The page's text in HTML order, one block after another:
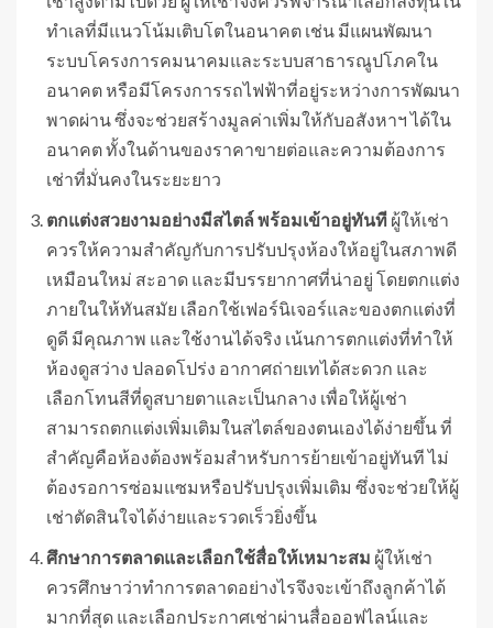
ทำเลที่มีแนวโน้มเติบโตในอนาคต เช่น มีแผนพัฒนา
ระบบโครงการคมนาคมและระบบสาธารณูปโภคใน
อนาคต หรือมีโครงการรถไฟฟ้าที่อยู่ระหว่างการพัฒนา
พาดผ่าน ซึ่งจะช่วยสร้างมูลค่าเพิ่มให้กับอสังหาฯ ได้ใน
อนาคต ทั้งในด้านของราคาขายต่อและความต้องการ
เช่าที่มั่นคงในระยะยาว
ตกแต่งสวยงามอย่างมีสไตล์ พร้อมเข้าอยู่ทันที ผู้ให้เช่า
ควรให้ความสำคัญกับการปรับปรุงห้องให้อยู่ในสภาพดี
เหมือนใหม่ สะอาด และมีบรรยากาศที่น่าอยู่ โดยตกแต่ง
ภายในให้ทันสมัย เลือกใช้เฟอร์นิเจอร์และของตกแต่งที่
ดูดี มีคุณภาพ และใช้งานได้จริง เน้นการตกแต่งที่ทำให้
ห้องดูสว่าง ปลอดโปร่ง อากาศถ่ายเทได้สะดวก และ
เลือกโทนสีที่ดูสบายตาและเป็นกลาง เพื่อให้ผู้เช่า
สามารถตกแต่งเพิ่มเติมในสไตล์ของตนเองได้ง่ายขึ้น ที่
สำคัญคือห้องต้องพร้อมสำหรับการย้ายเข้าอยู่ทันที ไม่
ต้องรอการซ่อมแซมหรือปรับปรุงเพิ่มเติม ซึ่งจะช่วยให้ผู้
เช่าตัดสินใจได้ง่ายและรวดเร็วยิ่งขึ้น
ศึกษาการตลาดและเลือกใช้สื่อให้เหมาะสม ผู้ให้เช่า
ควรศึกษาว่าทำการตลาดอย่างไรจึงจะเข้าถึงลูกค้าได้
มากที่สุด และเลือกประกาศเช่าผ่านสื่อออฟไลน์และ